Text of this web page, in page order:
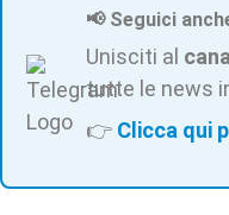
📢 Seguici
Unisciti al
tutte le news
👉 Clicca qui